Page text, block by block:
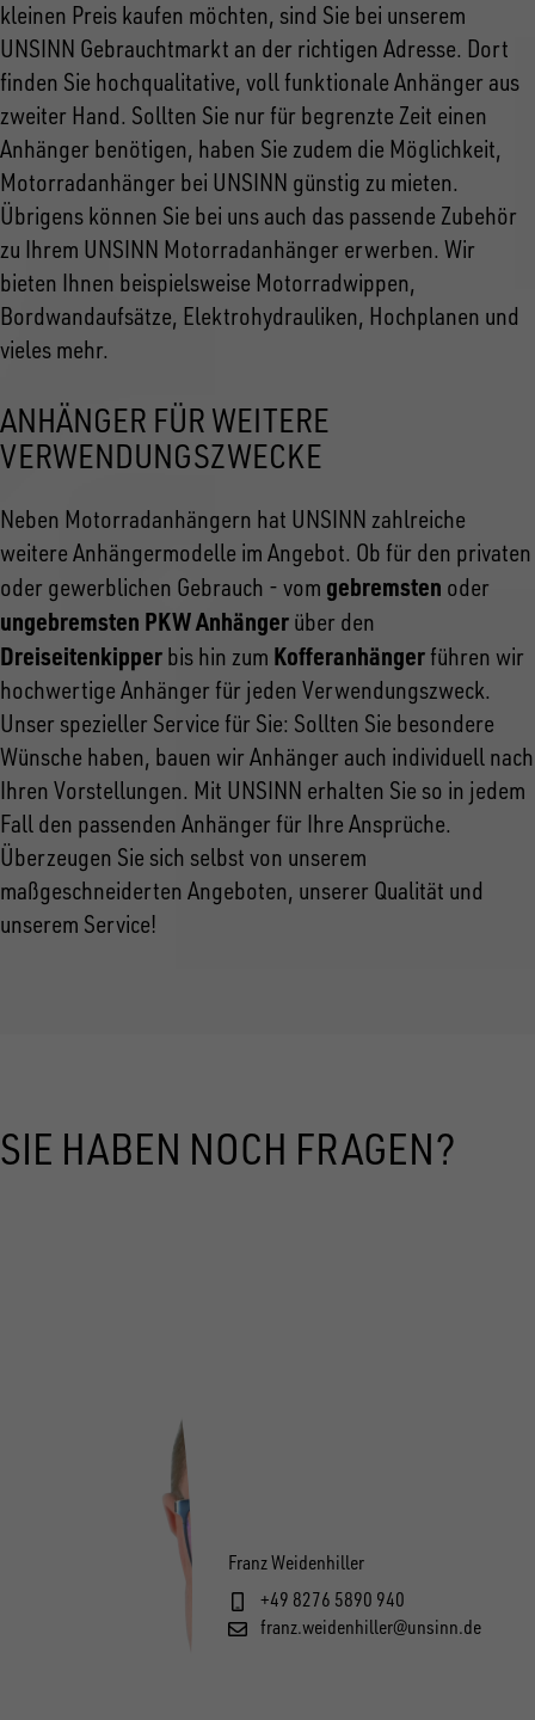
kleinen Preis kaufen möchten, sind Sie bei unserem
UNSINN Gebrauchtmarkt an der richtigen Adresse. Dort
finden Sie hochqualitative, voll funktionale Anhänger aus
zweiter Hand. Sollten Sie nur für begrenzte Zeit einen
Anhänger benötigen, haben Sie zudem die Möglichkeit,
Motorradanhänger bei UNSINN günstig zu mieten.
Übrigens können Sie bei uns auch das passende Zubehör
zu Ihrem UNSINN Motorradanhänger erwerben. Wir
bieten Ihnen beispielsweise Motorradwippen,
Bordwandaufsätze, Elektrohydrauliken, Hochplanen und
vieles mehr.
ANHÄNGER FÜR WEITERE
VERWENDUNGSZWECKE
Neben Motorradanhängern hat UNSINN zahlreiche
weitere Anhängermodelle im Angebot. Ob für den privaten
oder gewerblichen Gebrauch - vom gebremsten oder
ungebremsten PKW Anhänger über den
Dreiseitenkipper bis hin zum Kofferanhänger führen wir
hochwertige Anhänger für jeden Verwendungszweck.
Unser spezieller Service für Sie: Sollten Sie besondere
Wünsche haben, bauen wir Anhänger auch individuell nach
Ihren Vorstellungen. Mit UNSINN erhalten Sie so in jedem
Fall den passenden Anhänger für Ihre Ansprüche.
Überzeugen Sie sich selbst von unserem
maßgeschneiderten Angeboten, unserer Qualität und
unserem Service!
SIE HABEN NOCH FRAGEN?
Franz Weidenhiller
+49 8276 5890 940
franz.weidenhiller@unsinn.de